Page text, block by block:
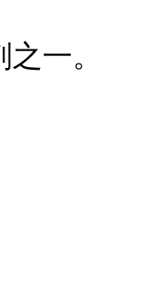
一。